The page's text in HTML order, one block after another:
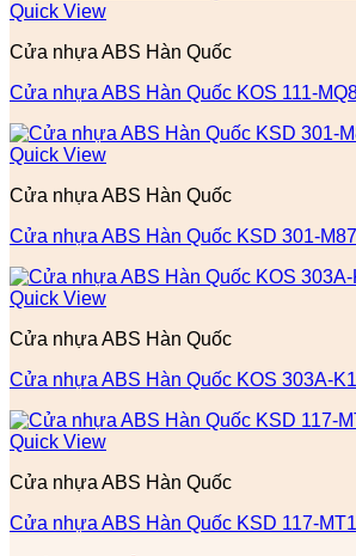
Quick View
Cửa nhựa ABS Hàn Quốc
Cửa nhựa ABS Hàn Quốc KOS 111-
Quick View
Cửa nhựa ABS Hàn Quốc
Cửa nhựa ABS Hàn Quốc KSD 301-
Quick View
Cửa nhựa ABS Hàn Quốc
Cửa nhựa ABS Hàn Quốc KOS 303A-
Quick View
Cửa nhựa ABS Hàn Quốc
Cửa nhựa ABS Hàn Quốc KSD 117-